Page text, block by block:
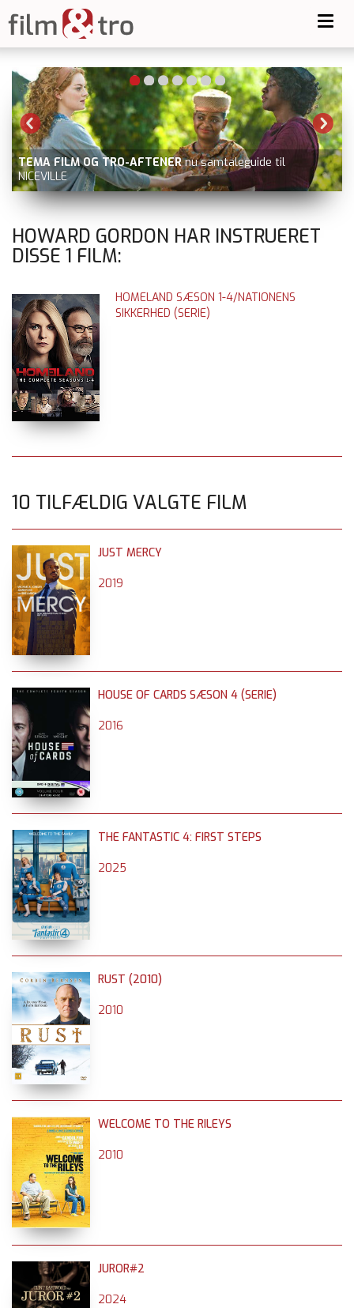
TEMA FILM OG TRO-AFTENER nu samtaleguide til
NICEVILLE
HOWARD GORDON HAR INSTRUERET
DISSE 1 FILM:
HOMELAND SÆSON 1-4/NATIONENS
SIKKERHED (SERIE)
10 TILFÆLDIG VALGTE FILM
JUST MERCY
2019
HOUSE OF CARDS SÆSON 4 (SERIE)
2016
THE FANTASTIC 4: FIRST STEPS
2025
RUST (2010)
2010
WELCOME TO THE RILEYS
2010
JUROR#2
2024